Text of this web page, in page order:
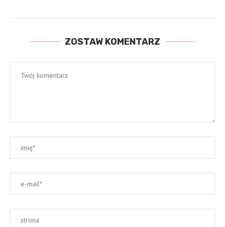
ZOSTAW KOMENTARZ